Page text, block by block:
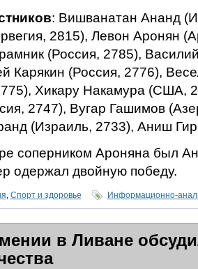
: Вишванатан Ананд
2815), Левон Аронян
(Россия, 2785),
Карякин (Россия, 2776),
Хикару Накамура (США,
2747), Вугар Гашимов
(Израиль, 2733), Аниш
соперником Ароняна был
одержал двойную победу.
, Спорт и здоровье Информационно-
в Ливане